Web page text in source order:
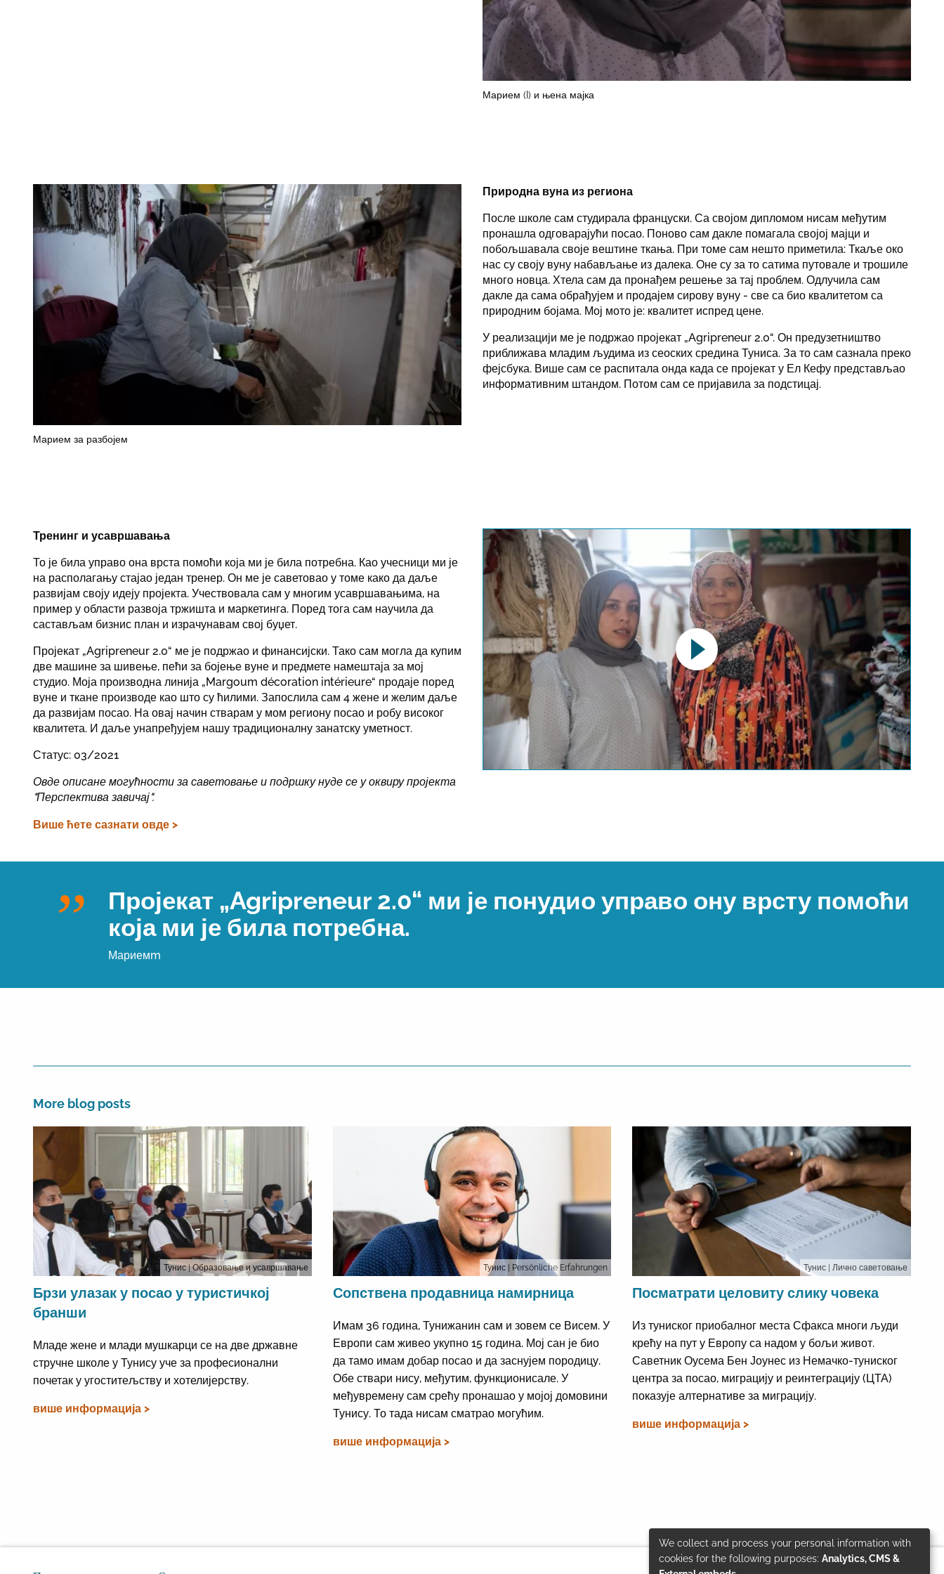
Марием (I) и њена мајка
Марием за разбојем
Природна вуна из региона
После школе сам студирала француски. Са својом дипломом нисам међутим
пронашла одговарајући посао. Поново сам дакле помагала својој мајци и
побољшавала своје вештине ткања. При томе сам нешто приметила: Ткаље око
нас су своју вуну набављање из далека. Оне су за то сатима путовале и трошиле
много новца. Хтела сам да пронађем решење за тај проблем. Одлучила сам
дакле да сама обрађујем и продајем сирову вуну - све са био квалитетом са
природним бојама. Мој мото је: квалитет испред цене.
У реализацији ме је подржао пројекат „Agripreneur 2.0“. Он предузетништво
приближава младим људима из сеоских средина Туниса. За то сам сазнала преко
фејсбука. Више сам се распитала онда када се пројекат у Ел Кефу представљао
информативним штандом. Потом сам се пријавила за подстицај.
This link opens a YouTube video. Please
note the data protection regulations valid
for this site.
Тренинг и усавршавања
То је била управо она врста помоћи која ми је била потребна. Као учесници ми је
на располагању стајао један тренер. Он ме је саветовао у томе како да даље
развијам своју идеју пројекта. Учествовала сам у многим усавршавањима, на
пример у области развоја тржишта и маркетингa. Поред тога сам научила да
састављам бизнис план и израчунавам свој буџет.
Пројекат „Agripreneur 2.0“ ме је подржао и финансијски. Тако сам могла да купим
две машине за шивење, пећи за бојење вуне и предмете намештаја за мој
студио. Моја производна линија „Margoum décoration intérieure“ продаје поред
вуне и ткане производе као што су ћилими. Запослила сам 4 жене и желим даље
да развијам посао. На овај начин стварам у мом региону посао и робу високог
квалитета. И даље унапређујем нашу традиционалну занатску уметност.
Статус: 03/2021
Овде описане могућности за саветовање и подршку нуде се у оквиру пројекта
"Перспектива завичај".
Више ћете сазнати овде >
Пројекат „Agripreneur 2.0“ ми је понудио управо ону врсту помоћи
која ми је била потребна.
Мариемm
More blog posts
Тунис| Образовање и усавршавање
Брзи улазак у посао у туристичкој
бранши
Младе жене и млади мушкарци се на две државне
стручне школе у Тунису уче за професионални
почетак у угоститељству и хотелијерству.
више информација >
Тунис | Persönliche Erfahrungen
Сопствена продавница намирница
Имам 36 година, Тунижанин сам и зовем се Висем. У
Европи сам живео укупно 15 година. Мој сан је био
да тамо имам добар посао и да заснујем породицу.
Обе ствари нису, међутим, функционисале. У
међувремену сам срећу пронашао у мојој домовини
Тунису. То тада нисам сматрао могућим.
више информација >
Тунис | Лично саветовање
Посматрати целовиту слику човека
Из туниског приобалног места Сфакса многи људи
крећу на пут у Европу са надом у бољи живот.
Саветник Оусема Бен Јоунес из Немачко-туниског
центра за посао, миграцију и реинтеграцију (ЦТА)
показује алтернативе за миграцију.
више информација >
Use
We collect and process your personal information with
cookies for the following purposes: Analytics, CMS &